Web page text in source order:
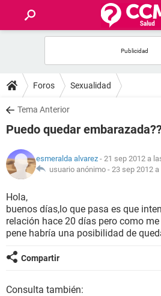
FOROS
SALUD
NUTRICIÓN
BIENESTAR
SEXUALIDAD
GLOSARIO
Foros Sexualidad
Tema Anterior
Puedo quedar
esmeralda alvarez - 21 sep 2012 a
usuario anónimo - 23 sep 2012
Hola,
buenos días,lo que pasa es que
relación hace 20 días pero como
pene habría una posibilidad de
Compartir
Consulta también: